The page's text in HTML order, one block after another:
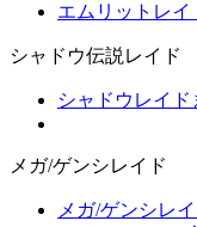
エムリットレイ
シャドウ伝説レイド
シャドウレイド
メガ/ゲンシレイド
メガ/ゲンシレ